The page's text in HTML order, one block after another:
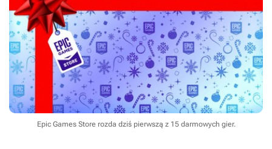
Epic Games Store rozda dziś pierwszą z 15 darmowych gier.